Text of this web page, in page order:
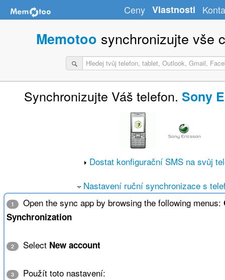
Ceny Vlastnosti
Memotoo synchronizujte vše
Synchronizujte Váš telefon. Sony
Dostat konfigurační SMS na svůj
Nastavení ruční synchronizace s
1 Open the sync app by browsing the following menus:
Synchronization
2 Select New account
3
Použít toto nastavení: